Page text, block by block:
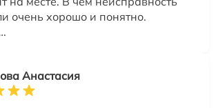
очень хорошо и понятно.
Анастасия